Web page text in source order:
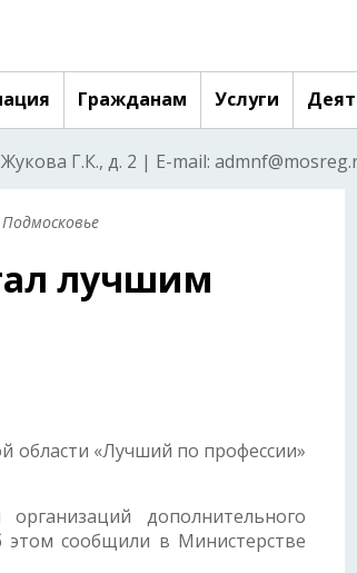
Гражданам Услуги
Г.К., д. 2 | E-mail:
лучшим
области «Лучший по профессии»
дополнительного
этом сообщили в Министерстве